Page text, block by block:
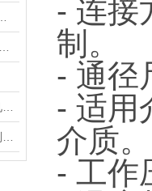
- 连接
制。
- 通径
- 适用
介质。
- 工作